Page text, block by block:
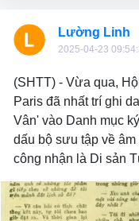
Lường Linh
2025-04-23
(SHTT) - Vừa qua,
Paris đã nhất trí ghi
Vân' vào Danh mục
dấu bộ sưu tập về
công nhận là Di sản